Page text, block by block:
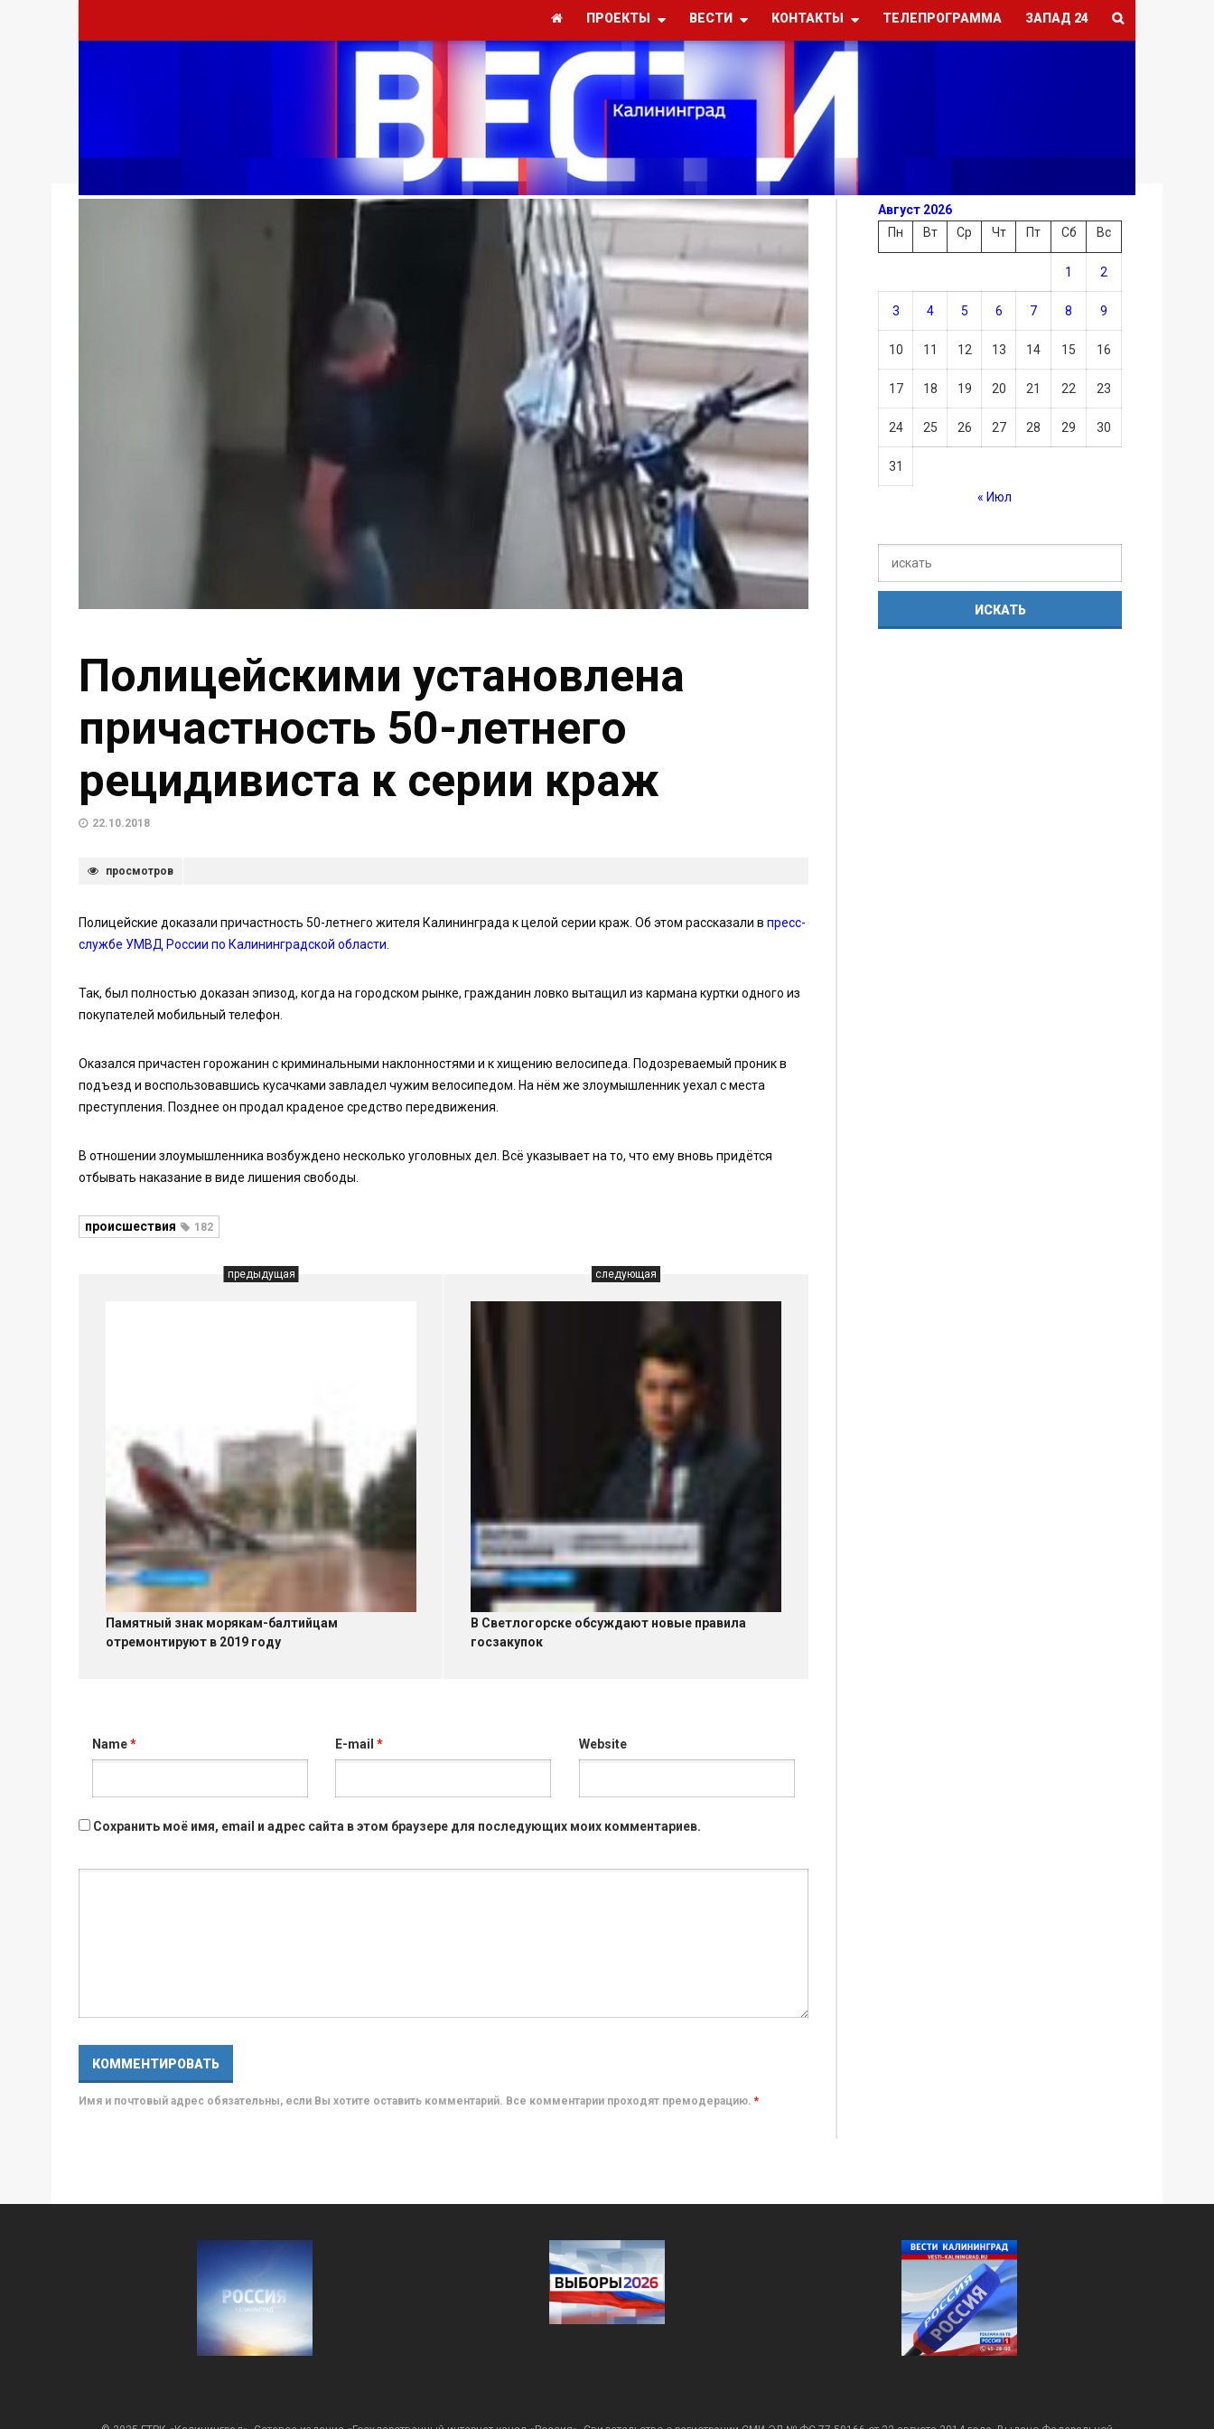
ПРОЕКТЫ ВЕСТИ КОНТАКТЫ ТЕЛЕПРОГРАММА ЗАПАД 24
Полицейскими установлена
причастность 50-летнего
рецидивиста к серии краж
22.10.2018
просмотров
Полицейские доказали причастность 50-летнего жителя Калининграда к целой серии краж. Об этом рассказали в пресс-
службе УМВД России по Калининградской области
Так, был полностью доказан эпизод, когда на городском рынке, гражданин ловко вытащил из кармана куртки одного из
покупателей мобильный телефон.
Оказался причастен горожанин с криминальными наклонностями и к хищению велосипеда. Подозреваемый проник в
подъезд и воспользовавшись кусачками завладел чужим велосипедом. На нём же злоумышленник уехал с места
преступления. Позднее он продал краденое средство передвижения.
В отношении злоумышленника возбуждено несколько уголовных дел. Всё указывает на то, что ему вновь придётся
отбывать наказание в виде лишения свободы.
происшествия 182
предыдущая
Памятный знак морякам-балтийцам
отремонтируют в 2019 году
следующая
В Светлогорске обсуждают новые правила
госзакупок
Name* E-mail* Website
Сохранить моё имя, email и адрес сайта в этом браузере для последующих моих комментариев.
Имя и почтовый адрес обязательны, если Вы хотите оставить комментарий. Все комментарии проходят премодерацию. *
Август 2026
Пн
Вт Ср Чт Пт Сб Вс
1 2
3 4 5 6 7 8 9
10 11 12 13 14 15 16
17 18 19 20 21 22 23
24 25 26 27 28 29 30
31
« Июл